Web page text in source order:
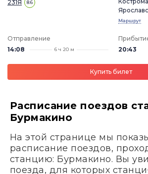
231Я 8.6
Маршрут
Отправление
14:08
6 ч 20 м
20:43
Купить билет
Расписание поездов
Бурмакино
На этой странице мы
расписание поездов,
станцию: Бурмакино. Вы
поезда, для которых